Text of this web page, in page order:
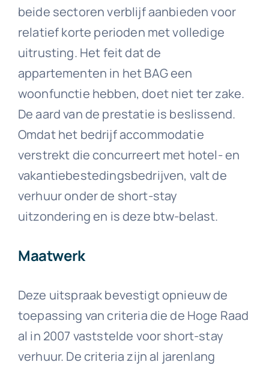
beide sectoren verblijf aanbieden voor
relatief korte perioden met volledige
uitrusting. Het feit dat de
appartementen in het BAG een
woonfunctie hebben, doet niet ter zake.
De aard van de prestatie is beslissend.
Omdat het bedrijf accommodatie
verstrekt die concurreert met hotel- en
vakantiebestedingsbedrijven, valt de
verhuur onder de short-stay
uitzondering en is deze btw-belast.
Maatwerk
Deze uitspraak bevestigt opnieuw de
toepassing van criteria die de Hoge Raad
al in 2007 vaststelde voor short-stay
verhuur. De criteria zijn al jarenlang